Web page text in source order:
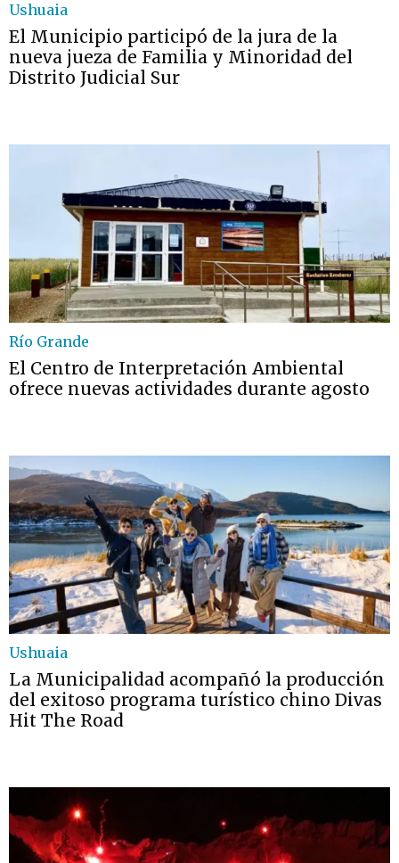
Ushuaia
El Municipio participó de la jura de la
nueva jueza de Familia y Minoridad del
Distrito Judicial Sur
Río Grande
El Centro de Interpretación Ambiental
ofrece nuevas actividades durante agosto
Ushuaia
La Municipalidad acompañó la producción
del exitoso programa turístico chino Divas
Hit The Road